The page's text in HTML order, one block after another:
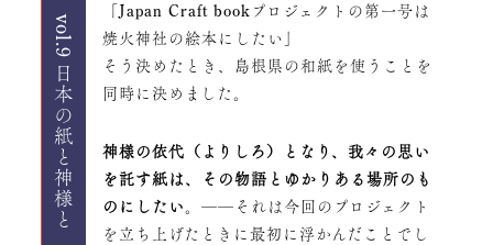
vol.9 日本の紙と神様と
「Japan Craft bookプロジェクトの第一号は
焼火神社の絵本にしたい」
そう決めたとき、島根県の和紙を使うことを
同時に決めました。
神様の依代（よりしろ）となり、我々の思い
を託す紙は、その物語とゆかりある場所のも
のにしたい。――それは今回のプロジェクト
を立ち上げたときに最初に浮かんだことでし